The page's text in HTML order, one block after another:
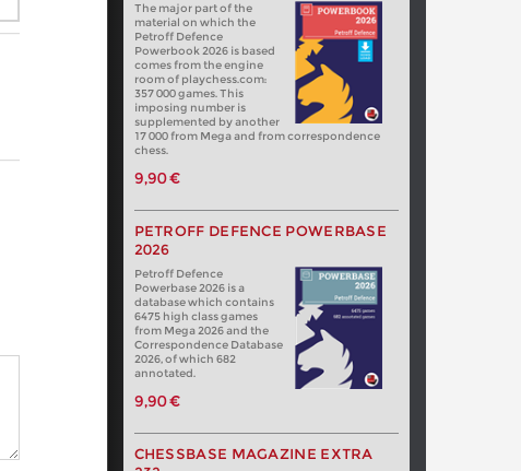
The major part of the
material on which the
Petroff Defence
Powerbook 2026 is based
comes from the engine
room of playchess.com:
357 000 games. This
imposing number is
supplemented by another
17 000 from Mega and from correspondence
chess.
9,90 €
PETROFF DEFENCE POWERBASE
2026
Petroff Defence
Powerbase 2026 is a
database which contains
6475 high class games
from Mega 2026 and the
Correspondence Database
2026, of which 682
annotated.
9,90 €
CHESSBASE MAGAZINE EXTRA